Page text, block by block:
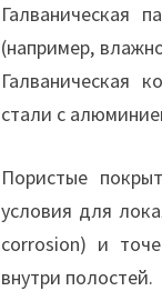
Галваническая
(например,
Галваническая
стали с
Пористые
условия для
corrosion) и
внутри полостей.